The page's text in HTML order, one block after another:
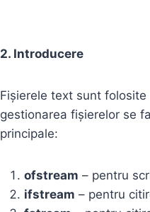
2. Introducere
Fișierele text sunt
gestionarea fișierelor se
principale:
ofstream – pentru
ifstream – pentru